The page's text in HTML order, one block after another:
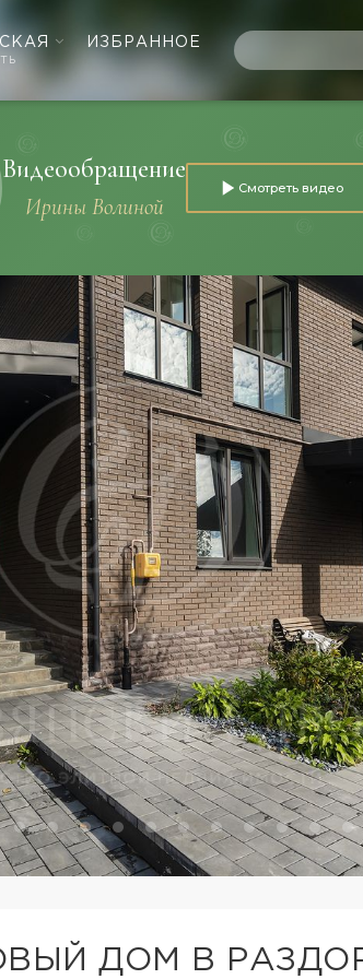
ИЗБРАННОЕ
Видеообращение
Ирины Волиной
Смотреть видео
ДОМ В